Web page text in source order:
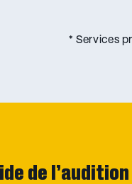
* Services
de l’audition